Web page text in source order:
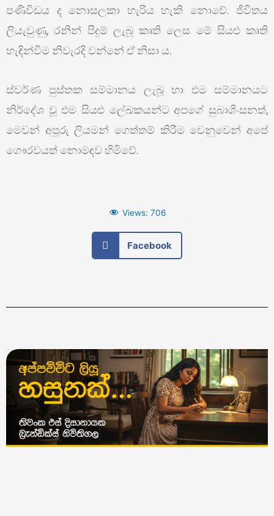
පණිවිඩය ද නොසලකා හැරිය හැකි නොවේ. ජීවිතය
ලියැවුණු, රනින් පිදුම් ලැබූ කෘති ලෙස මේ සියළු කෘති
හැඳින්වීම නිවැරදි වන්නේ ඒ නිසා ය.
ස්වර්ණ පුස්තක සම්මානය ලැබූ හා එම සම්මානයට
නිර්දේශ වූ එම සියළු ලේඛකයන්ට අපගේ සුබාශිංසනත්,
මෙවන් අපූරු ලියමන් ගෙත්තම් කිරීම වෙනුවෙන් අපේ
ගෞරවයත් නොමඳව හිමිවේ.
Views: 706
Facebook